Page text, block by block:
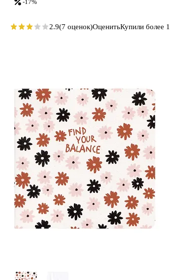
-17%
2.9(7 оценок)ОценитьКупили более